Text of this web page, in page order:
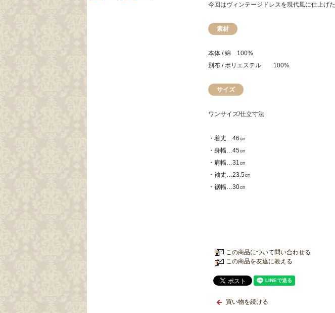
今回はヴィンテージドレスを現代風に仕上げた
素材
本体 / 綿 100%
別布 / ポリエステル 100%
サイズ
ワンサイズ/仕立寸法
・着丈…46㎝
・身幅…45㎝
・肩幅…31㎝
・袖丈…23.5㎝
・裾幅…30㎝
この商品について問い合わせる
この商品を友達に教える
買い物を続ける